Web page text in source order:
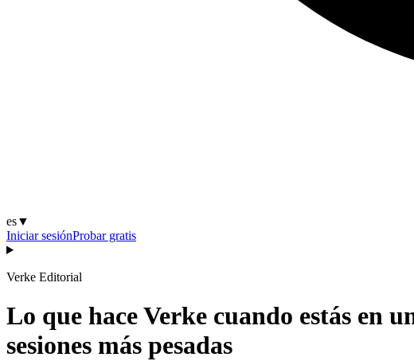
es▼
Iniciar sesiónProbar gratis
Verke Editorial
Lo que hace Verke cuando estás en
sesiones más pesadas